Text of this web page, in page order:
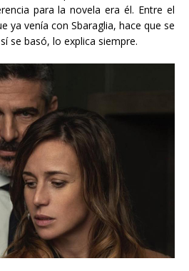
para la novela era él. Entre el
ya venía con Sbaraglia, hace que se
se basó, lo explica siempre.